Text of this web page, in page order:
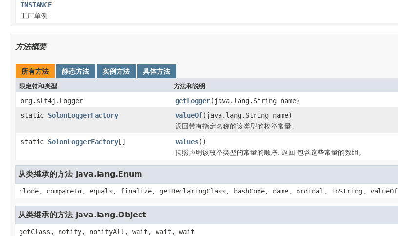
INSTANCE
工厂单例
方法概要
所有方法 静态方法 实例方法 具体方法
限定符和类型 方法和说明
org.slf4j.Logger getLogger(java.lang.String name)
static SolonLoggerFactory valueOf(java.lang.String name)
返回带有指定名称的该类型的枚举常量。
static SolonLoggerFactory[] values()
按照声明该枚举类型的常量的顺序, 返回 包含这些常量的数组。
从类继承的方法 java.lang.Enum
clone, compareTo, equals, finalize, getDeclaringClass, hashCode, name, ordinal, toString, valueOf
从类继承的方法 java.lang.Object
getClass, notify, notifyAll, wait, wait, wait